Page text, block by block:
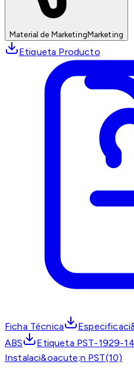
Material de MarketingMarketing
Etiqueta Producto
Ficha Técnica
ABS
Etiqueta PST-1929-
Instalaci&oacute;n PST(10)